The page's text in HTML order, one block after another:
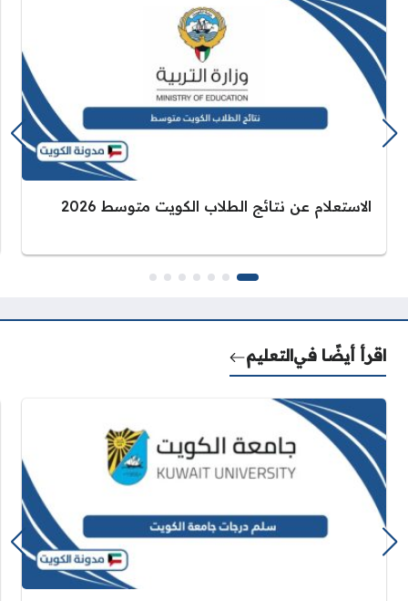
الاستعلام عن نتائج الطلاب الكويت متوسط 2026
اقرأ أيضًا فيالتعليم